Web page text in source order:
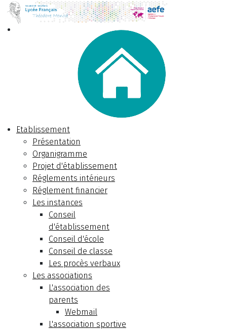
Etablissement
Présentation
Organigramme
Projet d'établissement
Réglements intérieurs
Réglement financier
Les instances
Conseil
d'établissement
Conseil d'école
Conseil de classe
Les procès verbaux
Les associations
L'association des
parents
Webmail
L'association sportive